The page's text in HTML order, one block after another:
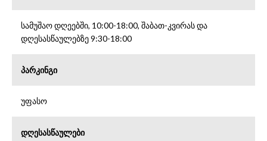
სამუშაო დღეებში, 10:00-18:00, შაბათ-კვირას და
დღესასწაულებზე 9:30-18:00
პარკინგი
უფასო
დღესასწაულები